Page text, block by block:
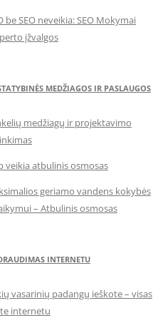
be SEO neveikia: SEO Mokymai
įžvalgos
MEDŽIAGOS IR PASLAUGOS
medžiagų ir projektavimo
veikia atbulinis osmosas
geriamo vandens kokybės
– Atbulinis osmosas
INTERNETU
vasarinių padangų ieškote – visas
internetu